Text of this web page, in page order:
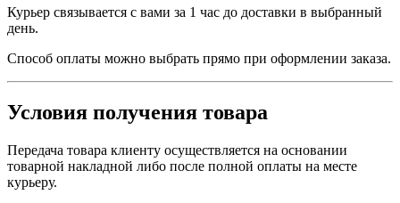
Курьер связывается с вами за 1 час до доставки в выбранный
день.
Способ оплаты можно выбрать прямо при оформлении заказа.
Условия получения товара
Передача товара клиенту осуществляется на основании
товарной накладной либо после полной оплаты на месте
курьеру.